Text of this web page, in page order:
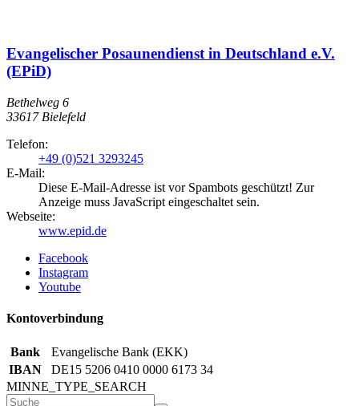
Evangelischer Posaunendienst in Deutschland e.V.
(EPiD)
Bethelweg 6
33617 Bielefeld
Telefon:
+49 (0)521 3293245
E-Mail:
Diese E-Mail-Adresse ist vor Spambots geschützt! Zur
Anzeige muss JavaScript eingeschaltet sein.
Webseite:
www.epid.de
Facebook
Instagram
Youtube
Kontoverbindung
Bank
Evangelische Bank (EKK)
IBAN
DE15 5206 0410 0000 6173 34
MINNE_TYPE_SEARCH